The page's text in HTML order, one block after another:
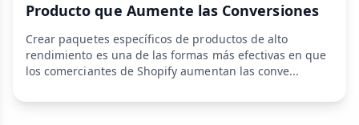
Producto que Aumente las Conversiones
Crear paquetes específicos de productos de alto
rendimiento es una de las formas más efectivas en que
los comerciantes de Shopify aumentan las conve...